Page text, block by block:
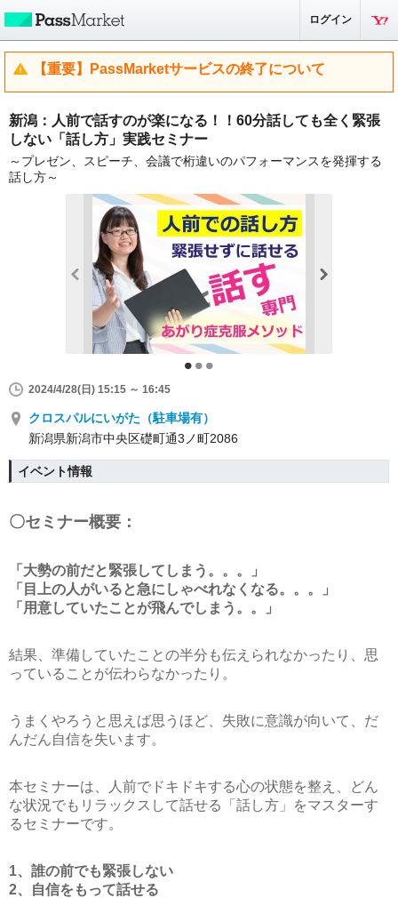
ログイン
【重要】PassMarketサービスの終了について
新潟：人前で話すのが楽になる！！60分話しても全く緊張
しない「話し方」実践セミナー
～プレゼン、スピーチ、会議で桁違いのパフォーマンスを発揮する
話し方～
2024/4/28(日) 15:15 ～ 16:45
クロスパルにいがた（駐車場有）
新潟県新潟市中央区礎町通3ノ町2086
イベント情報
〇セミナー概要：
「大勢の前だと緊張してしまう。。。」
「目上の人がいると急にしゃべれなくなる。。。」
「用意していたことが飛んでしまう。。」
結果、準備していたことの半分も伝えられなかったり、思
っていることが伝わらなかったり。
うまくやろうと思えば思うほど、失敗に意識が向いて、だ
んだん自信を失います。
本セミナーは、人前でドキドキする心の状態を整え、どん
な状況でもリラックスして話せる「話し方」をマスターす
るセミナーです。
1、誰の前でも緊張しない
2、自信をもって話せる